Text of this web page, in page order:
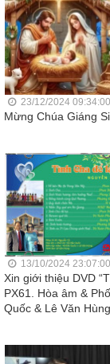
23/12/2024 09:34:00
Mừng Chúa Giáng
13/10/2024 23:07:00
Xin giới thiệu DVD
PX61. Hòa âm &
Quốc & Lê Văn